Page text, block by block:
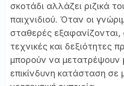
σκοτάδι αλλάζει ριζικά
παιχνιδιού. Όταν οι
σταθερές
τεχνικές και δεξιότητες
μπορούν να μετατρέψουν
επικίνδυνη κατάσταση σε